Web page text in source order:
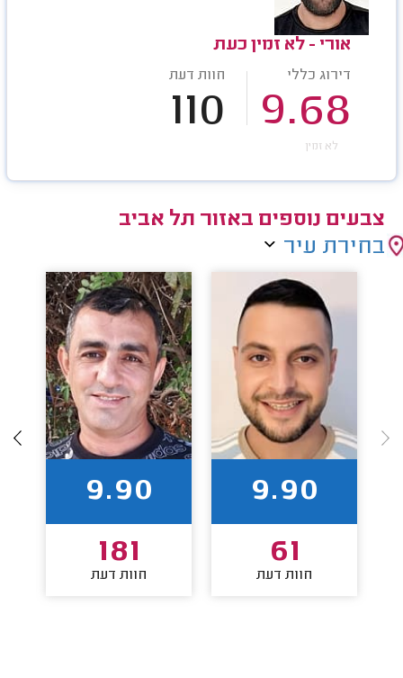
אורי - לא זמין כעת
דירוג כללי
9.68
חוות דעת
110
לא זמין
צבעים נוספים באזור תל אביב
בחירת עיר
9.90
61
חוות דעת
9.90
181
חוות דעת